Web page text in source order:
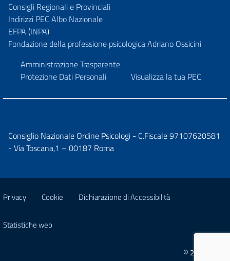
Consigli Regionali e Provinciali
Indirizzi PEC Albo Nazionale
EFPA (INPA)
Fondazione della professione psicologica Adriano Ossicini
Amministrazione Trasparente
Protezione Dati Personali
Visualizza la tua PEC
Consiglio Nazionale Ordine Psicologi - C.Fiscale 97107620581
- Via Toscana,1 – 00187 Roma
Privacy Cookie Dichiarazione di Accessibilità
Statistiche web
© 2026 CNOP